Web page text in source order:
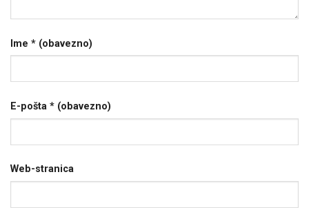
Ime * (obavezno)
E-pošta * (obavezno)
Web-stranica